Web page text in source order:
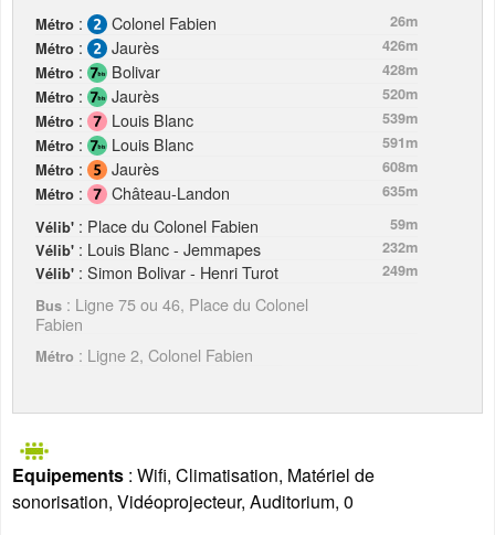
Métro : Colonel Fabien
26m
Métro : Jaurès
426m
Métro : Bolivar
428m
Métro : Jaurès
520m
Métro : Louis Blanc
539m
Métro : Louis Blanc
591m
Métro : Jaurès
608m
Métro : Château-Landon
635m
Vélib' : Place du Colonel Fabien
59m
Vélib' : Louis Blanc - Jemmapes
232m
Vélib' : Simon Bolivar - Henri Turot
249m
Bus : Ligne 75 ou 46, Place du Colonel
Fabien
Métro : Ligne 2, Colonel Fabien
Equipements : Wifi, Climatisation, Matériel de
sonorisation, Vidéoprojecteur, Auditorium, 0